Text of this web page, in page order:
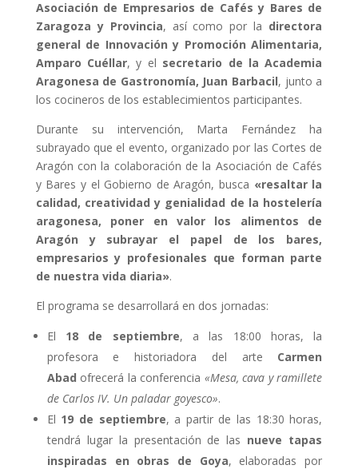
Asociación de Empresarios de Cafés y Bares de
Zaragoza y Provincia, así como por la directora
general de Innovación y Promoción Alimentaria,
Amparo Cuéllar, y el secretario de la Academia
Aragonesa de Gastronomía, Juan Barbacil, junto a
los cocineros de los establecimientos participantes.
Durante su intervención, Marta Fernández ha
subrayado que el evento, organizado por las Cortes de
Aragón con la colaboración de la Asociación de Cafés
y Bares y el Gobierno de Aragón, busca «resaltar la
calidad, creatividad y genialidad de la hostelería
aragonesa, poner en valor los alimentos de
Aragón y subrayar el papel de los bares,
empresarios y profesionales que forman parte
de nuestra vida diaria».
El programa se desarrollará en dos jornadas:
El 18 de septiembre, a las 18:00 horas, la
profesora e historiadora del arte Carmen
Abad ofrecerá la conferencia «Mesa, cava y ramillete
de Carlos IV. Un paladar goyesco».
El 19 de septiembre, a partir de las 18:30 horas,
tendrá lugar la presentación de las nueve tapas
inspiradas en obras de Goya, elaboradas por